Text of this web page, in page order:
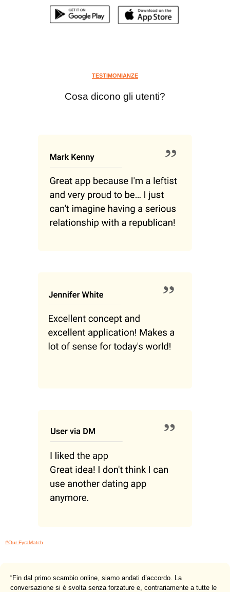
TESTIMONIANZE
Cosa dicono gli utenti?
#Our FyraMatch
“Fin dal primo scambio online, siamo andati d’accordo. La
conversazione si è svolta senza forzature e, contrariamente a tutte le